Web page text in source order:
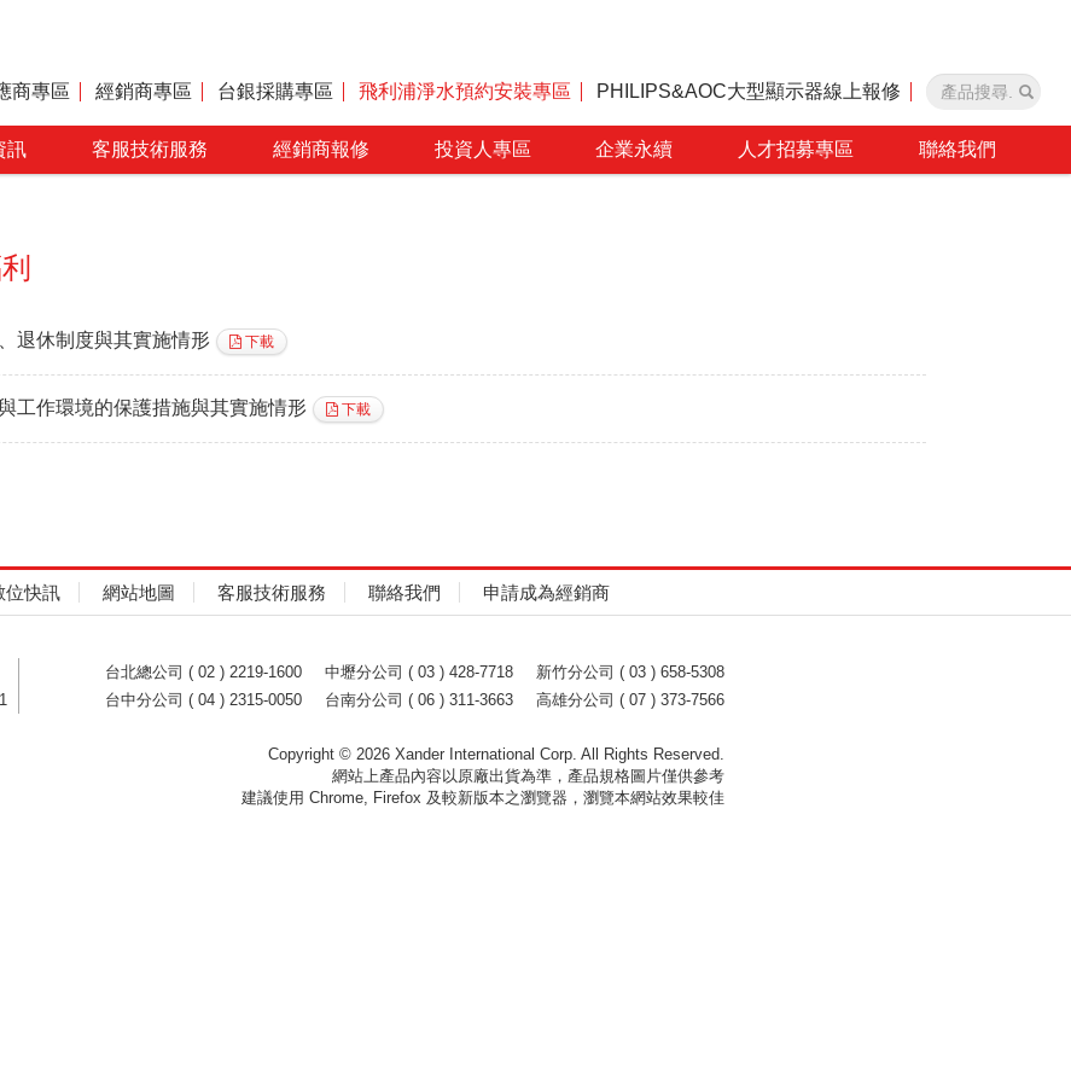
商專區 經銷商專區 台銀採購專區 飛利浦淨水預約安裝專區 PHILIPS&AOC大型顯示器線上報修
訊 客服技術服務 經銷商報修 投資人專區 企業永續 人才招募專區 聯絡我們
退休制度與其實施情形 下載
工作環境的保護措施與其實施情形 下載
位快訊 網站地圖 客服技術服務 聯絡我們 申請成為經銷商
台北總公司 ( 02 ) 2219-1600 中壢分公司 ( 03 ) 428-7718
新竹分公司 ( 03 ) 658-5308
台中分公司 ( 04 ) 2315-0050
台南分公司 ( 06 ) 311-3663 高雄分公司 ( 07 ) 373-7566
Copyright © 2026 Xander International Corp. All Rights Reserved.
網站上產品內容以原廠出貨為準，產品規格圖片僅供參考
建議使用 Chrome, Firefox 及較新版本之瀏覽器，瀏覽本網站效果較佳